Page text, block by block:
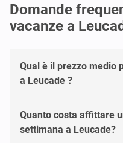
Domande
vacanze a
Qual è il prezzo medio
a Leucade ?
Quanto costa affittare
settimana a Leucade?